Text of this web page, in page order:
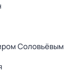
Соловьёвым